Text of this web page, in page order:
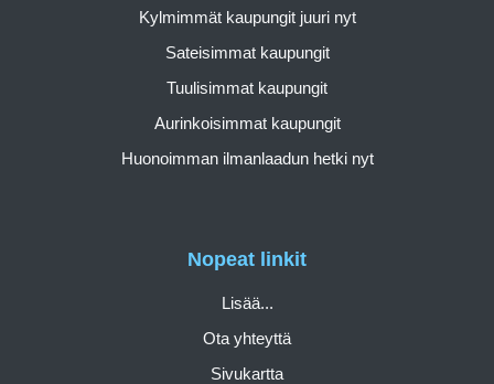
Nopeat linkit
Lisää...
Ota yhteyttä
Sivukartta
Kylmimmät kaupungit juuri nyt
Sateisimmat kaupungit
Tuulisimmat kaupungit
Aurinkoisimmat kaupungit
Huonoimman ilmanlaadun hetki nyt